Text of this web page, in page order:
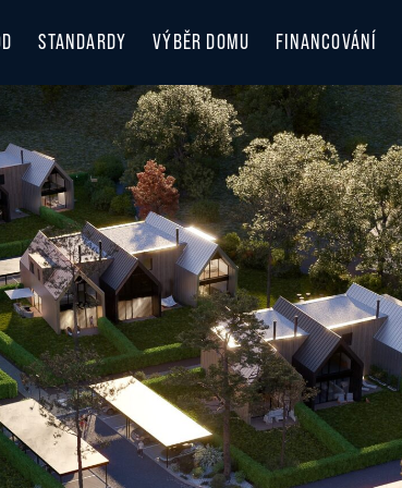
STANDARDY VÝBĚR DOMU FINANCOVÁNÍ